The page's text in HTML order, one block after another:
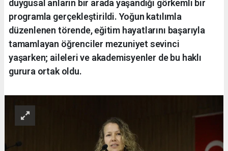
duygusal anların bir arada yaşandığı görkemli bir
programla gerçekleştirildi. Yoğun katılımla
düzenlenen törende, eğitim hayatlarını başarıyla
tamamlayan öğrenciler mezuniyet sevinci
yaşarken; aileleri ve akademisyenler de bu haklı
gurura ortak oldu.